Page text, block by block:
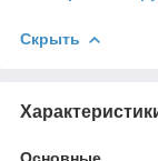
Скрыть
Основные